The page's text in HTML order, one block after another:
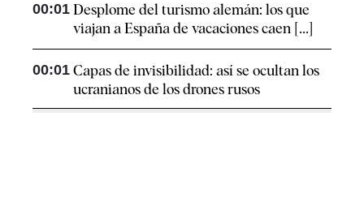
00:01 Desplome del turismo alemán: los que
viajan a España de vacaciones caen [...]
00:01 Capas de invisibilidad: así se ocultan los
ucranianos de los drones rusos